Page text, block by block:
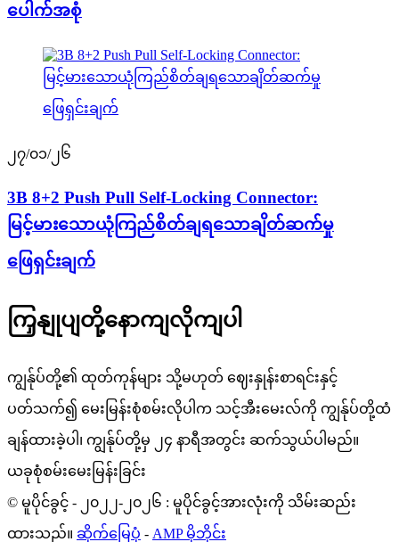
ပေါက်အစုံ
၂၇/၀၁/၂၆
3B 8+2 Push Pull Self-Locking Connector:
မြင့်မားသောယုံကြည်စိတ်ချရသောချိတ်ဆက်မှု
ဖြေရှင်းချက်
ကြှနျုပျတို့နောကျလိုကျပါ
ကျွန်ုပ်တို့၏ ထုတ်ကုန်များ သို့မဟုတ် ဈေးနှုန်းစာရင်းနှင့်
ပတ်သက်၍ မေးမြန်းစုံစမ်းလိုပါက သင့်အီးမေးလ်ကို ကျွန်ုပ်တို့ထံ
ချန်ထားခဲ့ပါ၊ ကျွန်ုပ်တို့မှ ၂၄ နာရီအတွင်း ဆက်သွယ်ပါမည်။
ယခုစုံစမ်းမေးမြန်းခြင်း
© မူပိုင်ခွင့် - ၂၀၂၂-၂၀၂၆ : မူပိုင်ခွင့်အားလုံးကို သိမ်းဆည်း
ထားသည်။ ဆိုက်မြေပုံ - AMP မိုဘိုင်း